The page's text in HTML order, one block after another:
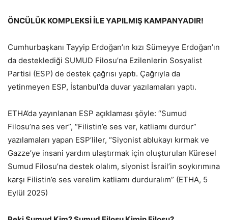
ÖNCÜLÜK KOMPLEKSİ İLE YAPILMIŞ KAMPANYADIR!
Cumhurbaşkanı Tayyip Erdoğan’ın kızı Sümeyye Erdoğan’ın
da desteklediği SUMUD Filosu’na Ezilenlerin Sosyalist
Partisi (ESP) de destek çağrısı yaptı. Çağrıyla da
yetinmeyen ESP, İstanbul’da duvar yazılamaları yaptı.
ETHA’da yayınlanan ESP açıklaması şöyle: “Sumud
Filosu’na ses ver”, “Filistin’e ses ver, katliamı durdur”
yazılamaları yapan ESP’liler, “Siyonist ablukayı kırmak ve
Gazze’ye insani yardım ulaştırmak için oluşturulan Küresel
Sumud Filosu’na destek olalım, siyonist İsrail’in soykırımına
karşı Filistin’e ses verelim katliamı durduralım” (ETHA, 5
Eylül 2025)